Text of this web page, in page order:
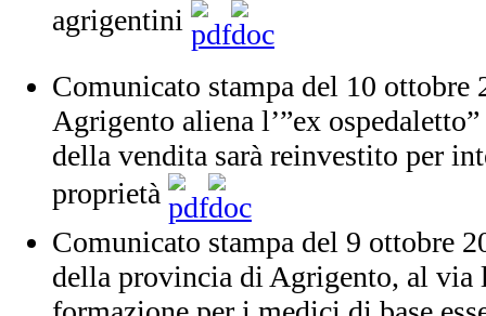
agrigentini
Comunicato stampa del 10 ottobre
Agrigento aliena l’”ex
della vendita sarà reinvestito per
proprietà
Comunicato stampa del 9 ottobre
della provincia di Agrigento, al via